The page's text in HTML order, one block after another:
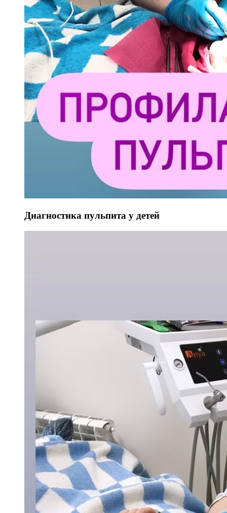
Диагностика пульпита у детей